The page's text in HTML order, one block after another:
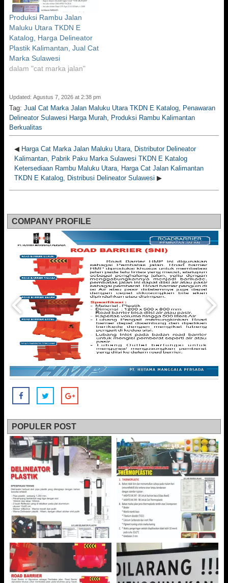
Produksi Rambu Jalan
Maluku Utara TKDN E
Katalog, Harga Delineator
Plastik Kalimantan, Jual Cat
Marka Sulawesi
dalam "cat marka jalan"
Updated: Agustus 7, 2026 at 2:38 pm
Tag: Jual Cat Marka Jalan Maluku Utara TKDN E Katalog, Penawaran
Delineator Sulawesi Harga Murah, Produksi Rambu Kalimantan
Berkualitas
◀ Harga Cat Marka Jalan Maluku Utara, Distributor Delineator
Kalimantan, Pabrik Paku Marka Sulawesi TKDN E Katalog
Ketersediaan Rambu Maluku Utara, Harga Cat Jalan Kalimantan
TKDN E Katalog, Distribusi Delineator Sulawesi ▶
COMPANY PROFILE
POPULER POST